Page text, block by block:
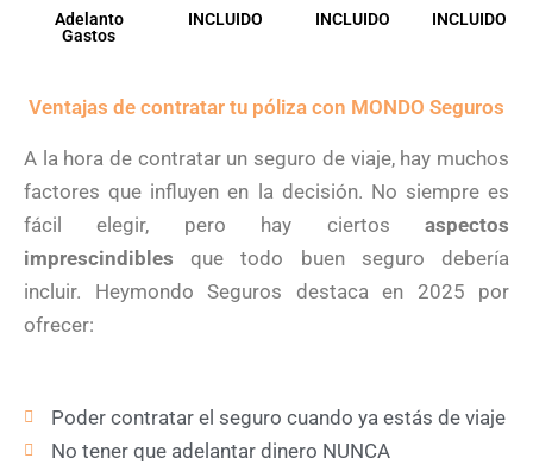
Adelanto
Gastos
INCLUIDO INCLUIDO INCLUIDO
Ventajas de contratar tu póliza con MONDO Seguros
A la hora de contratar un seguro de viaje, hay muchos
factores que influyen en la decisión. No siempre es
fácil elegir, pero hay ciertos aspectos
imprescindiblesque todo buen seguro debería
incluir. Heymondo Seguros destaca en 2025 por
ofrecer:
Poder contratar el seguro cuando ya estás de viaje
No tener que adelantar dinero NUNCA